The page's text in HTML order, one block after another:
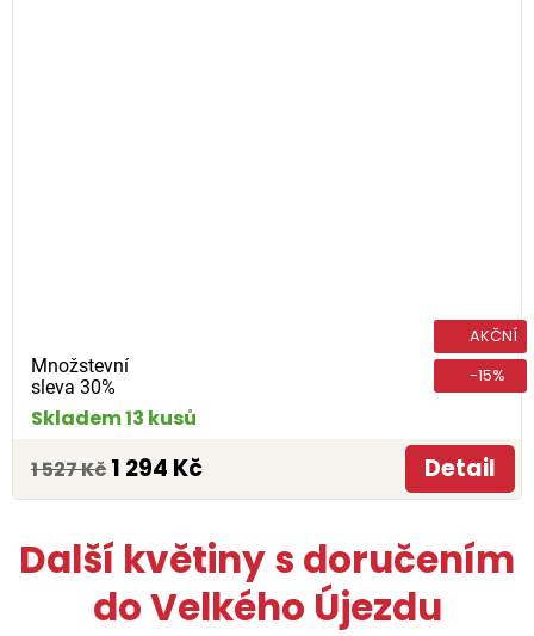
Množstevní
sleva 30%
AKČNÍ
-15%
Skladem 13 kusů
1 527 Kč 1 294 Kč Detail
Další květiny s doručením
do Velkého Újezdu